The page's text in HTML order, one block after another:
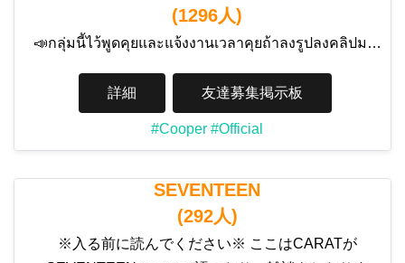
(1296人)
📣กลุ่มนี้ไว้พูดคุยและแจ้งงานเวลาคุยถ้าลงรูปลงคลิปม…
詳細 友達募集掲示板
#Cooper #Official
SEVENTEEN
(292人)
※入る前に読んでください※ ここはCARATが